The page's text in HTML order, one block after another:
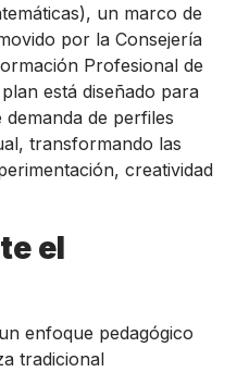
un marco de
por la Consejería
Profesional de
plan está diseñado para
de perfiles
transformando las
creatividad
el
enfoque pedagógico
tradicional